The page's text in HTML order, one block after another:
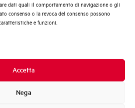
dati quali il comportamento di navigazione o gli
consenso o la revoca del consenso possono
e funzioni.
Accetta
Nega
Energia